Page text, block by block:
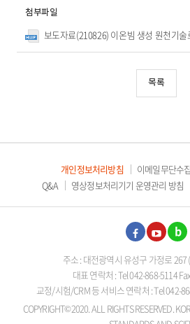
첨부파일
보도자료(210826) 이온빔 생성 원천기술로 국산 이온현미경 개발
목록
개인정보처리방침 이메일무단수
Q&A
영상정보처리기기 운영관리 방침
스북
브
그
주소 : 대전광역시 유성구 가정로 267
대표 연락처 : Tel 042-868-5114
교정/시험/CRM 등 서비스 연락처 : Tel 042-
COPYRIGHT©2020. ALL RIGHTS RESERVED.